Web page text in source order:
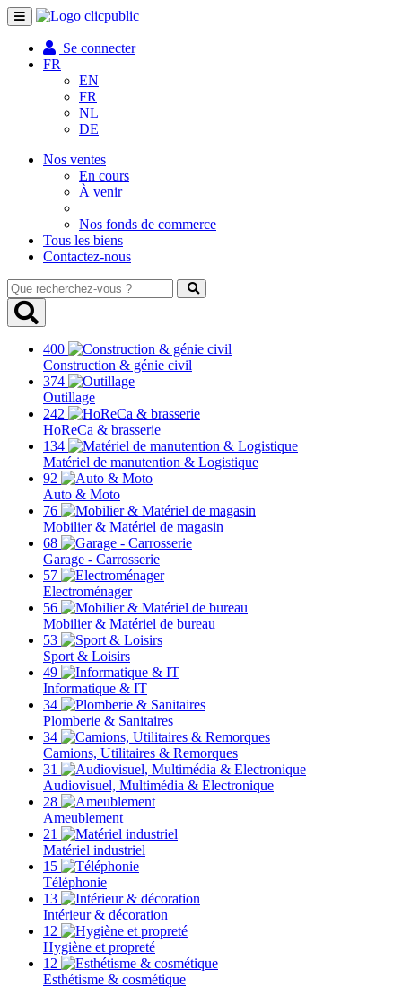
Toggle
navigation
Se connecter
FR
EN
FR
NL
DE
Nos ventes
En cours
À venir
Nos fonds de commerce
Tous les biens
Contactez-nous
Que
recherchez-
vous
400
Construction & génie civil
374
Outillage
242
HoReCa & brasserie
134
Matériel de manutention & Logistique
92
Auto & Moto
76
Mobilier & Matériel de magasin
68
Garage - Carrosserie
57
Electroménager
56
Mobilier & Matériel de bureau
53
Sport & Loisirs
49
Informatique & IT
34
Plomberie & Sanitaires
34
Camions, Utilitaires & Remorques
31
Audiovisuel, Multimédia & Electronique
28
Ameublement
21
Matériel industriel
15
Téléphonie
13
Intérieur & décoration
12
Hygiène et propreté
12
Esthétisme & cosmétique